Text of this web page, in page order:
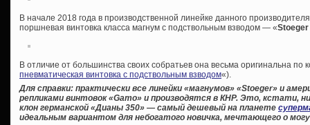
В начале 2018 года в производственной линейке данного
поршневая винтовка класса магнум с подствольным взводом — «Stoeger
В отличие от большинства своих собратьев она весьма оригинальна по
пневматическая винтовка с подствольным взводом«).
Для справки: практически все линейки «магнумов» «Stoeger» и
репликами винтовок «Gamo» и производятся в КНР. Это, кстати,
клон германской «Дианы 350» — самый дешевый на планете
идеальным вариантом для небогатого новичка, мечтающего о